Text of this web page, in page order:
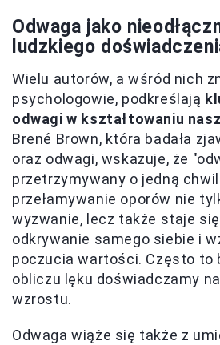
Odwaga jako
ludzkiego
Wielu autorów, a wśród nich
psychologowie, podkreślają
odwagi w kształtowaniu
Brené Brown, która badała
oraz odwagi, wskazuje, że
przetrzymywany o jedną
przełamywanie oporów nie
wyzwanie, lecz także staje
odkrywanie samego siebie i
poczucia wartości. Często to
obliczu lęku doświadczamy
wzrostu.
Odwaga wiąże się także z